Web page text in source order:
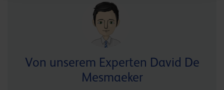
Von unserem Experten David De
Mesmaeker